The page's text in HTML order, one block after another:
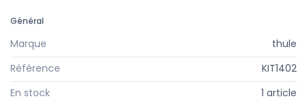
Général
Marque
thule
Référence
KIT1402
En stock
1 article